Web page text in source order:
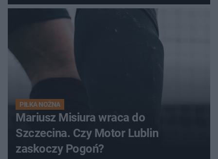
PIŁKA NOŻNA
Mariusz Misiura wraca do
Szczecina. Czy Motor Lublin
zaskoczy Pogoń?